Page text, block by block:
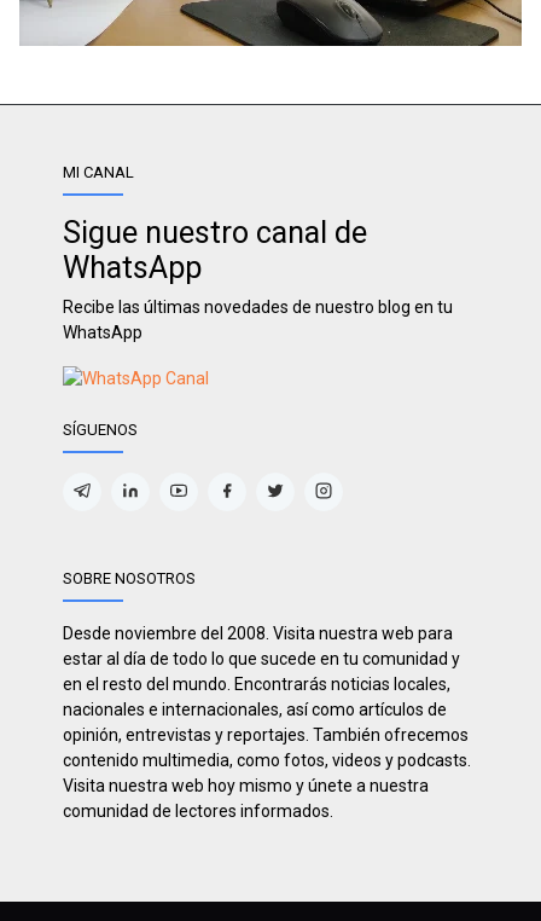
MI CANAL
Sigue nuestro canal de
WhatsApp
Recibe las últimas novedades de nuestro blog en tu
WhatsApp
SÍGUENOS
SOBRE NOSOTROS
Desde noviembre del 2008. Visita nuestra web para
estar al día de todo lo que sucede en tu comunidad y
en el resto del mundo. Encontrarás noticias locales,
nacionales e internacionales, así como artículos de
opinión, entrevistas y reportajes. También ofrecemos
contenido multimedia, como fotos, videos y podcasts.
Visita nuestra web hoy mismo y únete a nuestra
comunidad de lectores informados.